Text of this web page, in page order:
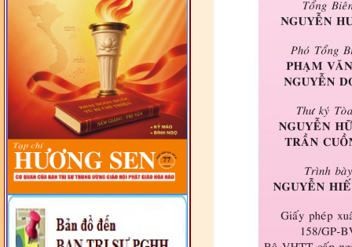
HIẾN CHƯƠNG GIÁO HỘI
PGHH NHIỆM KỲ VI (2024-
2029) CHO TRỊ SỰ VIÊN
TRUNG ƯƠNG, BAN ĐẠI
DIỆN TỈNH VÀ GIÁO LÝ
VIÊN - CHUYÊN ĐỀ: SỰ RA
ĐỜI, BẢN CHẤT, CHỨC
NĂNG VÀ HÌNH THỨC CỦA
NƯỚC CHXHCN VIỆT NAM